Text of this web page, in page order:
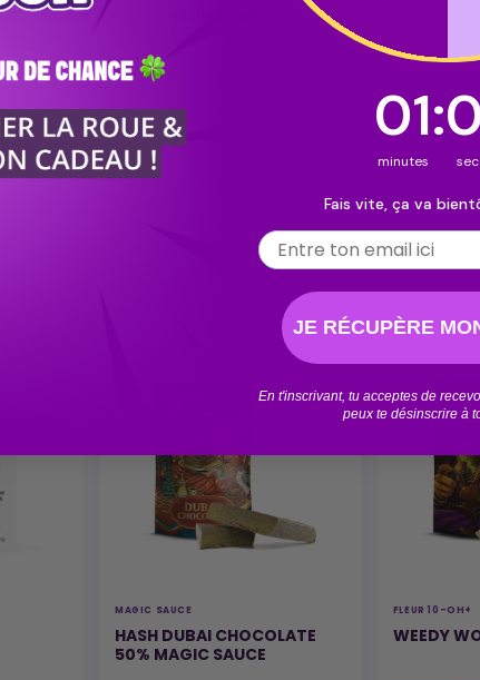
fidèle à l’esprit
MAGIC SAUCE
HASH DUBAI CHOCOLATE
50% MAGIC SAUCE
FLEUR 10-OH+
WEEDY
00
minutes
:58
Fais vite, ça va
Email
JE RÉCUPÈRE
En t'inscrivant, tu acceptes de
peux te désinscrire à